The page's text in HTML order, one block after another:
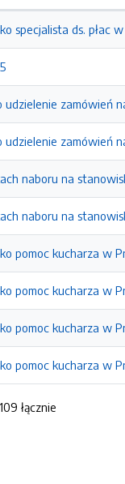
specjalista ds. płac
udzielenie zamówień
udzielenie zamówień
naboru na
naboru na
pomoc kucharza w
pomoc kucharza w
pomoc kucharza w
pomoc kucharza w
łącznie